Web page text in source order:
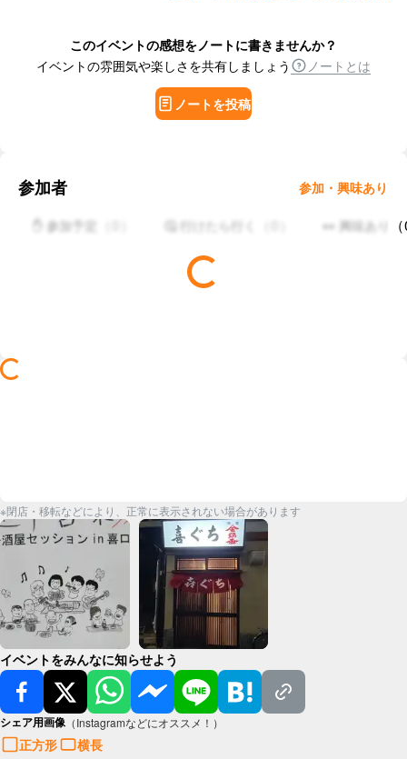
このイベントの感想をノートに書きませんか？
イベントの雰囲気や楽しさを共有しましょう
ノートとは
ノートを投稿
参加者 参加・興味あり
✋ 参加予定 🤔 行けたら行く 👀 興味あり （
※閉店・移転などにより、正常に表示されない場合があります
イベントをみんなに知らせよう
シェア用画像 （Instagramなどにオススメ！）
正方形
横長